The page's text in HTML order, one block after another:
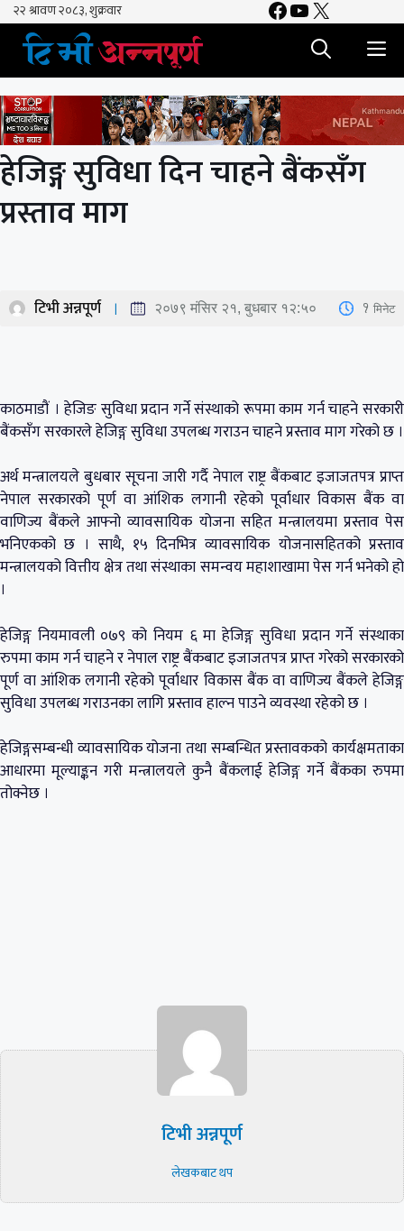
Skip
content
Facebook
YouTube
X
हेजिङ्ग सुविधा दिन चाहने बैंकसँग
प्रस्ताव माग
टिभी अन्नपूर्ण २०७९ मंसिर २१, बुधबार १२:५० 1 मिनेट
काठमाडौं । हेजिङ सुविधा प्रदान गर्ने संस्थाको रूपमा काम गर्न चाहने सरकारी
बैंकसँग सरकारले हेजिङ्ग सुविधा उपलब्ध गराउन चाहने प्रस्ताव माग गरेको छ ।
अर्थ मन्त्रालयले बुधबार सूचना जारी गर्दै नेपाल राष्ट्र बैंकबाट इजाजतपत्र प्राप्त
नेपाल सरकारको पूर्ण वा आंशिक लगानी रहेको पूर्वाधार विकास बैंक वा
वाणिज्य बैंकले आफ्नो व्यावसायिक योजना सहित मन्त्रालयमा प्रस्ताव पेस
भनिएकको छ । साथै, १५ दिनभित्र व्यावसायिक योजनासहितको प्रस्ताव
मन्त्रालयको वित्तीय क्षेत्र तथा संस्थाका समन्वय महाशाखामा पेस गर्न भनेको हो
।
हेजिङ्ग नियमावली ०७९ को नियम ६ मा हेजिङ्ग सुविधा प्रदान गर्ने संस्थाका
रुपमा काम गर्न चाहने र नेपाल राष्ट्र बैंकबाट इजाजतपत्र प्राप्त गरेको सरकारको
पूर्ण वा आंशिक लगानी रहेको पूर्वाधार विकास बैंक वा वाणिज्य बैंकले हेजिङ्ग
सुविधा उपलब्ध गराउनका लागि प्रस्ताव हाल्न पाउने व्यवस्था रहेको छ ।
हेजिङ्गसम्बन्धी व्यावसायिक योजना तथा सम्बन्धित प्रस्तावकको कार्यक्षमताका
आधारमा मूल्याङ्कन गरी मन्त्रालयले कुनै बैंकलाई हेजिङ्ग गर्ने बैंकका रुपमा
तोक्नेछ ।
टिभी अन्नपूर्ण
लेखकबाट थप